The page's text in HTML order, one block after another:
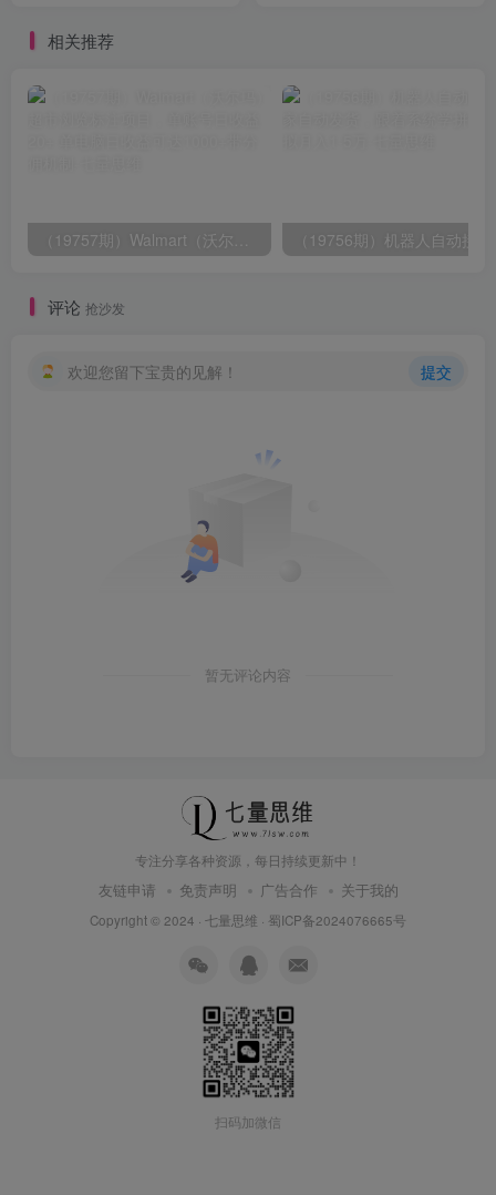
相关推荐
（19757期）Walmart（沃尔玛）超市浏览标注项目，单账号日收益20+ 单电脑日收益可达1000+带分佣机制
评论 抢沙发
欢迎您留下宝贵的见解！ 提交
暂无评论内容
专注分享各种资源，每日持续更新中！
友链申请 免责声明 广告合作 关于我的
Copyright © 2024 · 七量思维 · 蜀ICP备2024076665号
扫码加微信